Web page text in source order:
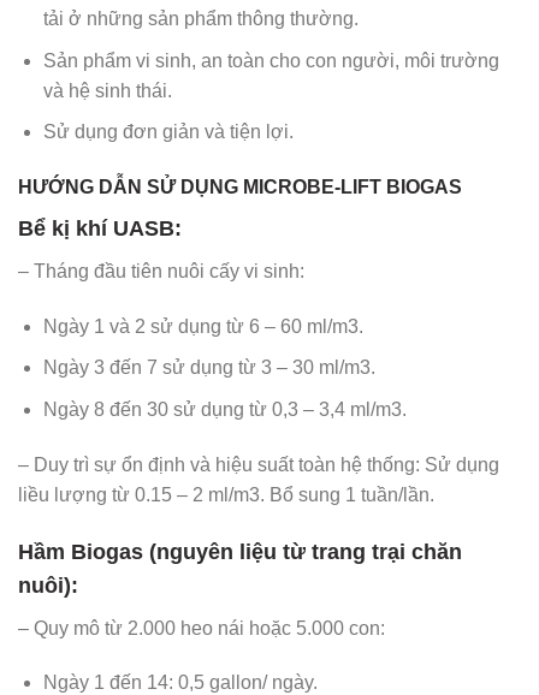
tải ở những sản phẩm thông thường.
Sản phẩm vi sinh, an toàn cho con người, môi trường
và hệ sinh thái.
Sử dụng đơn giản và tiện lợi.
HƯỚNG DẪN SỬ DỤNG MICROBE-LIFT BIOGAS
Bể kị khí UASB:
– Tháng đầu tiên nuôi cấy vi sinh:
Ngày 1 và 2 sử dụng từ 6 – 60 ml/m3.
Ngày 3 đến 7 sử dụng từ 3 – 30 ml/m3.
Ngày 8 đến 30 sử dụng từ 0,3 – 3,4 ml/m3.
– Duy trì sự ổn định và hiệu suất toàn hệ thống: Sử dụng
liều lượng từ 0.15 – 2 ml/m3. Bổ sung 1 tuần/lần.
Hầm Biogas (nguyên liệu từ trang trại chăn
nuôi):
– Quy mô từ 2.000 heo nái hoặc 5.000 con:
Ngày 1 đến 14: 0,5 gallon/ ngày.